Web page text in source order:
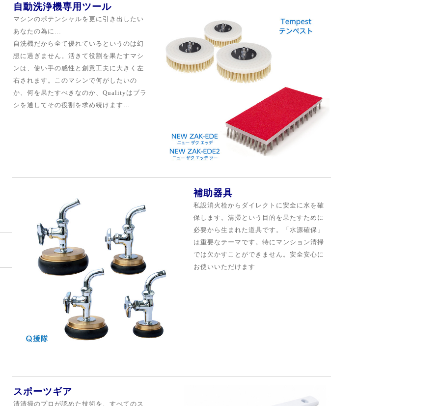
自動洗浄機専用ツール
マシンのポテンシャルを更に引き出したい
あなたの為に…
自洗機だから全て優れているというのは幻
想に過ぎません。活きて役割を果たすマシ
ンは、使い手の感性と創意工夫に大きく左
右されます。このマシンで何がしたいの
か、何を果たすべきなのか、 Qualityはブラ
シを通してその役割を求め続けます…
補助器具
私設消火栓からダイレクトに安全に水を確
保します。清掃という目的を果たすために
必要から生まれた道具です。「水源確保」
は重要なテーマです。特にマンション清掃
では欠かすことができません。安全安心に
お使いいただけます
スポーツギア
清清掃のプロが認めた技術を、すべてのス